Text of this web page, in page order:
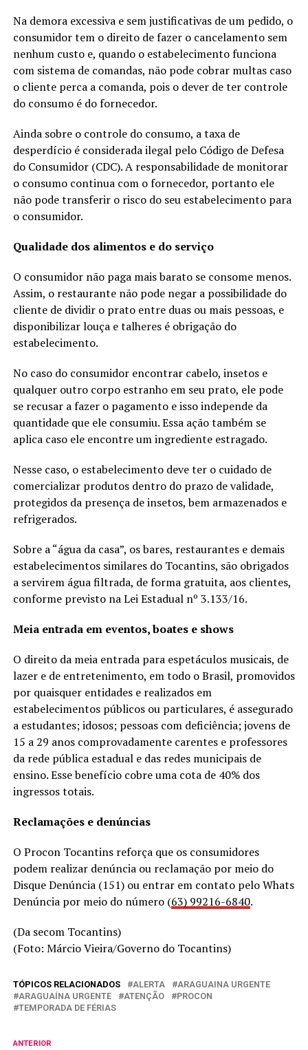
Na demora excessiva e sem justificativas de um pedido, o
consumidor tem o direito de fazer o cancelamento sem
nenhum custo e, quando o estabelecimento funciona
com sistema de comandas, não pode cobrar multas caso
o cliente perca a comanda, pois o dever de ter controle
do consumo é do fornecedor.
Ainda sobre o controle do consumo, a taxa de
desperdício é considerada ilegal pelo Código de Defesa
do Consumidor (CDC). A responsabilidade de monitorar
o consumo continua com o fornecedor, portanto ele
não pode transferir o risco do seu estabelecimento para
o consumidor.
Qualidade dos alimentos e do serviço
O consumidor não paga mais barato se consome menos.
Assim, o restaurante não pode negar a possibilidade do
cliente de dividir o prato entre duas ou mais pessoas, e
disponibilizar louça e talheres é obrigação do
estabelecimento.
No caso do consumidor encontrar cabelo, insetos e
qualquer outro corpo estranho em seu prato, ele pode
se recusar a fazer o pagamento e isso independe da
quantidade que ele consumiu. Essa ação também se
aplica caso ele encontre um ingrediente estragado.
Nesse caso, o estabelecimento deve ter o cuidado de
comercializar produtos dentro do prazo de validade,
protegidos da presença de insetos, bem armazenados e
refrigerados.
Sobre a “água da casa”, os bares, restaurantes e demais
estabelecimentos similares do Tocantins, são obrigados
a servirem água filtrada, de forma gratuita, aos clientes,
conforme previsto na Lei Estadual nº 3.133/16.
Meia entrada em eventos, boates e shows
O direito da meia entrada para espetáculos musicais, de
lazer e de entretenimento, em todo o Brasil, promovidos
por quaisquer entidades e realizados em
estabelecimentos públicos ou particulares, é assegurado
a estudantes; idosos; pessoas com deficiência; jovens de
15 a 29 anos comprovadamente carentes e professores
da rede pública estadual e das redes municipais de
ensino. Esse benefício cobre uma cota de 40% dos
ingressos totais.
Reclamações e denúncias
O Procon Tocantins reforça que os consumidores
podem realizar denúncia ou reclamação por meio do
Disque Denúncia (151) ou entrar em contato pelo Whats
Denúncia por meio do número (63) 99216-6840.
(Da secom Tocantins)
(Foto: Márcio Vieira/Governo do Tocantins)
TÓPICOS RELACIONADOS ALERTA
ARAGUAINA URGENTE
ARAGUAÍNA URGENTE
ATENÇÃO
PROCON
TEMPORADA DE FÉRIAS
ANTERIOR